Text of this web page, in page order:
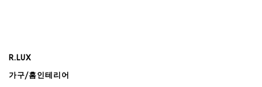
R.LUX
가구/홈인테리어